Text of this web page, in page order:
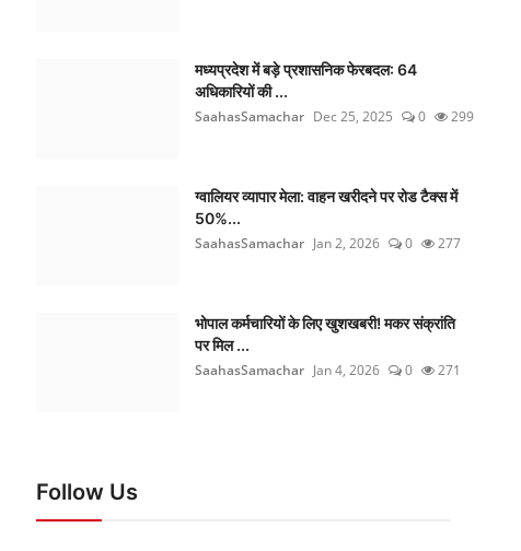
मध्यप्रदेश में बड़े प्रशासनिक फेरबदल: 64
अधिकारियों की ...
SaahasSamachar Dec 25, 2025 0 299
ग्वालियर व्यापार मेला: वाहन खरीदने पर रोड टैक्स में
50%...
SaahasSamachar Jan 2, 2026 0 277
भोपाल कर्मचारियों के लिए खुशखबरी! मकर संक्रांति
पर मिल ...
SaahasSamachar Jan 4, 2026 0 271
Follow Us